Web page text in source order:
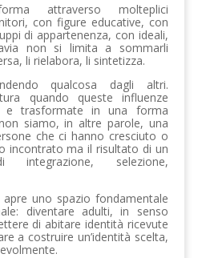
attraverso molteplici
con figure educative, con
di appartenenza, con ideali,
non si limita a sommarli
li rielabora, li sintetizza.
qualcosa dagli altri.
quando queste influenze
e trasformate in una forma
siamo, in altre parole, una
che ci hanno cresciuto o
incontrato ma il risultato di un
selezione,
uno spazio fondamentale
diventare adulti, in senso
di abitare identità ricevute
a costruire un’identità scelta,